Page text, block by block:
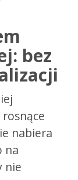
bez
nabiera
na
nie